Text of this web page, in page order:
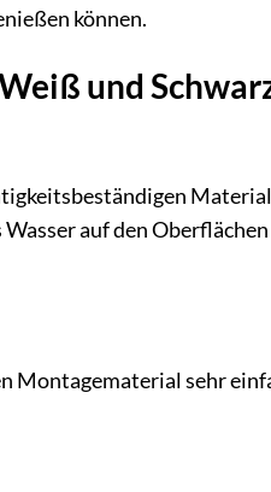
können.
und
auf den
Montagematerial sehr